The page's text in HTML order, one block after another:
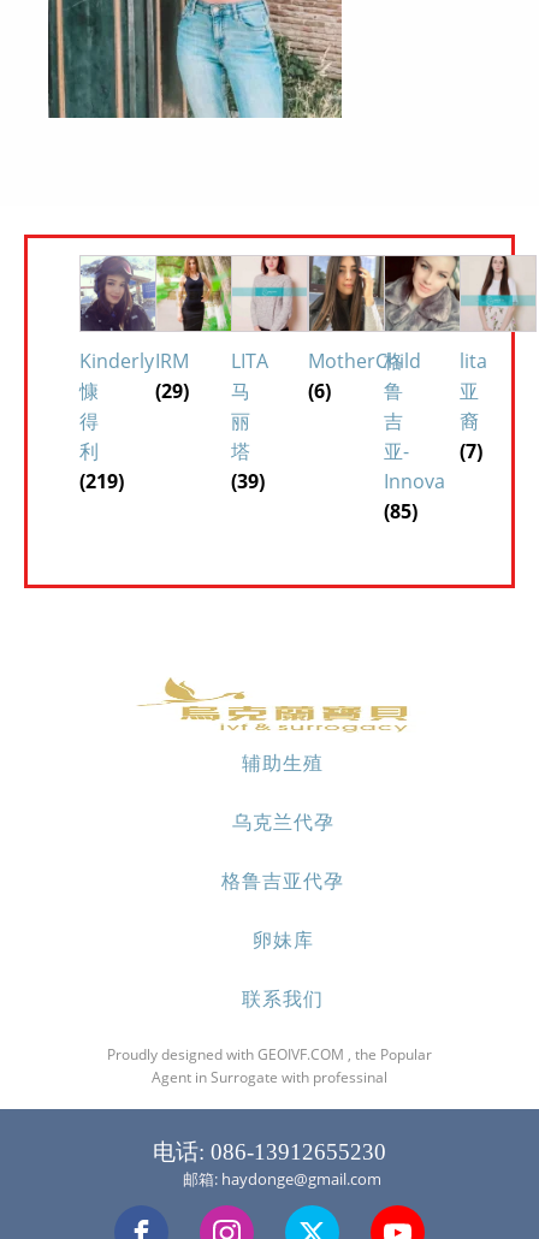
Kinderly
慷
得
利
(219)
IRM
(29)
LITA
马
丽
塔
(39)
MotherChild
(6)
格
鲁
吉
亚-
Innova
(85)
lita
亚
裔
(7)
辅助生殖
乌克兰代孕
格鲁吉亚代孕
卵妹库
联系我们
Proudly designed with GEOIVF.COM , the Popular
Agent in Surrogate with professinal
电话: 086-13912655230
邮箱: haydonge@gmail.com